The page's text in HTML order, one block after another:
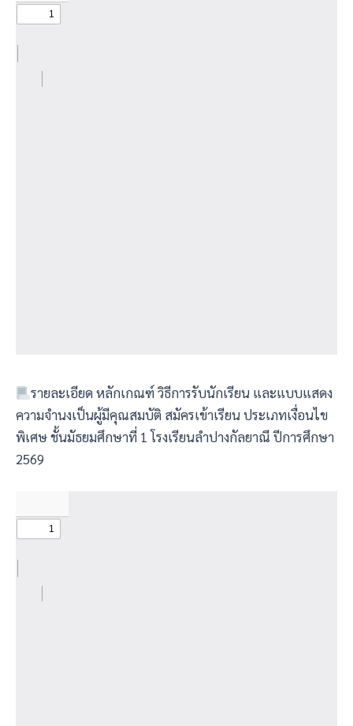
รายละเอียด หลักเกณฑ์ วิธีการรับนักเรียน และแบบแสดง
ความจำนงเป็นผู้มีคุณสมบัติ สมัครเข้าเรียน ประเภทเงื่อนไข
พิเศษ ชั้นมัธยมศึกษาที่ 1 โรงเรียนลำปางกัลยาณี ปีการศึกษา
2569